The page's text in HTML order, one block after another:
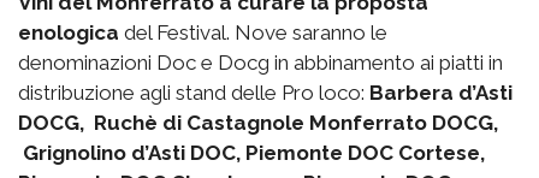
enologica del Festival. Nove saranno le
denominazioni Doc e Docg in abbinamento ai piatti in
distribuzione agli stand delle Pro loco: Barbera d’Asti
DOCG, Ruchè di Castagnole Monferrato DOCG,
Grignolino d’Asti DOC, Piemonte DOC Cortese,